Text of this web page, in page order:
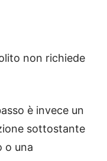
non richiede
è invece un
sottostante
o una